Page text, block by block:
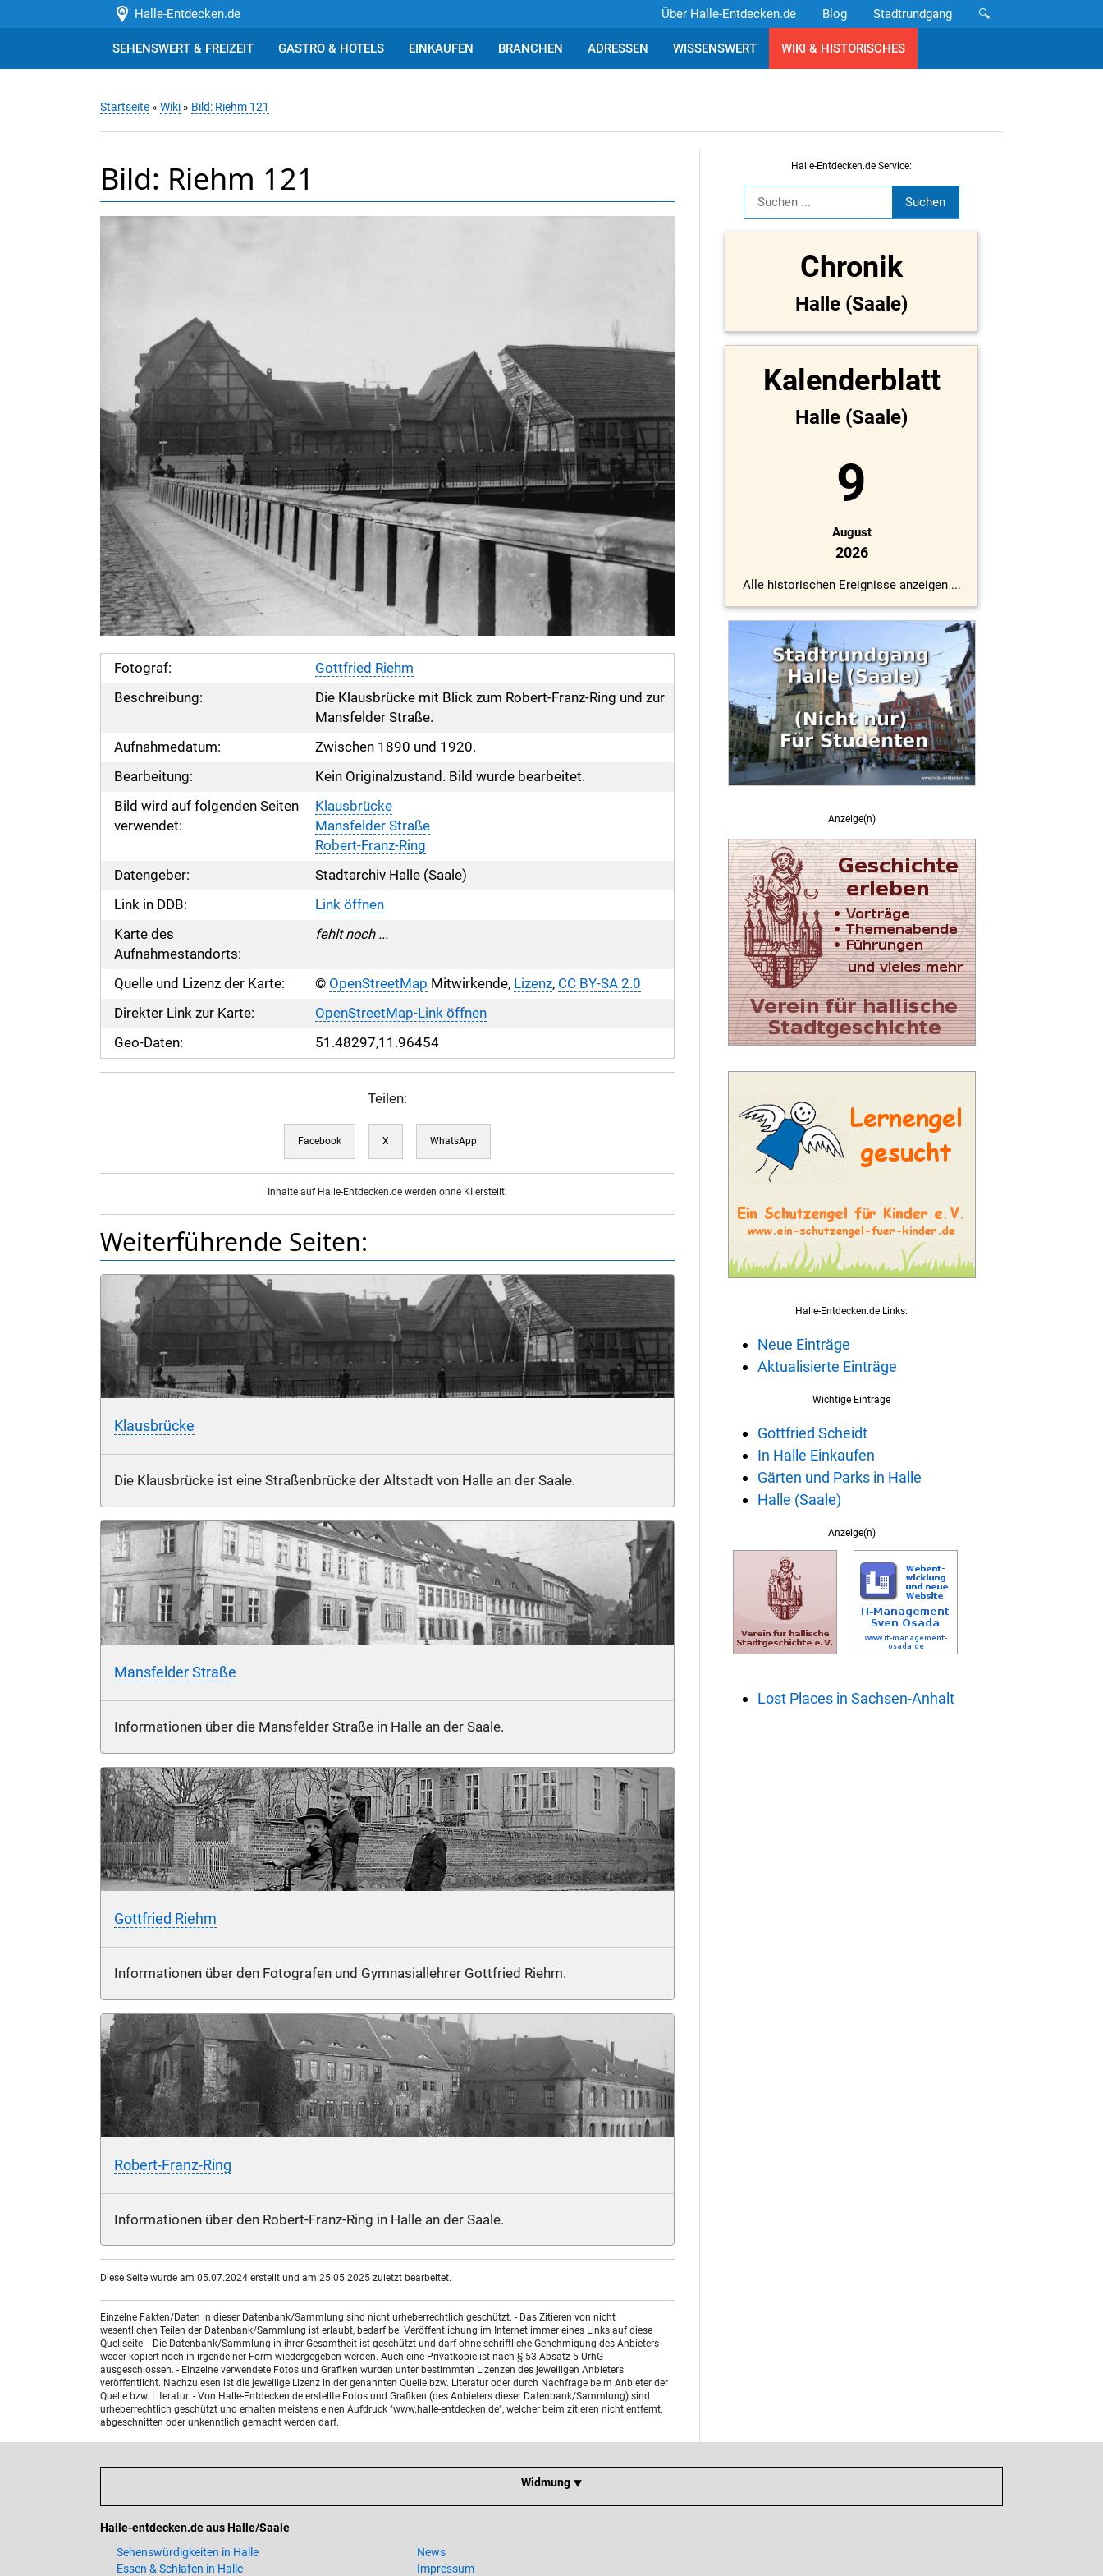
Halle-Entdecken.de 🔍
Stadtrundgang
Blog
Über Halle-Entdecken.de
SEHENSWERT & FREIZEIT GASTRO & HOTELS EINKAUFEN BRANCHEN ADRESSEN WISSENSWERT WIKI & HISTORISCHES
Startseite » Wiki » Bild: Riehm 121
Bild: Riehm 121
Fotograf:
Gottfried Riehm
Beschreibung:
Die Klausbrücke mit Blick zum Robert-Franz-Ring und zur
Mansfelder Straße.
Aufnahmedatum:
Zwischen 1890 und 1920.
Bearbeitung:
Kein Originalzustand. Bild wurde bearbeitet.
Bild wird auf folgenden Seiten
verwendet:
Klausbrücke
Mansfelder Straße
Robert-Franz-Ring
Datengeber:
Stadtarchiv Halle (Saale)
Link in DDB:
Link öffnen
Karte des
Aufnahmestandorts:
fehlt noch ...
Quelle und Lizenz der Karte: © OpenStreetMap Mitwirkende, Lizenz, CC BY-SA 2.0
Direkter Link zur Karte:
OpenStreetMap-Link öffnen
Geo-Daten:
51.48297,11.96454
Teilen:
Facebook X WhatsApp
Inhalte auf Halle-Entdecken.de werden ohne KI erstellt.
Weiterführende Seiten:
Klausbrücke
Die Klausbrücke ist eine Straßenbrücke der Altstadt von Halle an der Saale.
Mansfelder Straße
Informationen über die Mansfelder Straße in Halle an der Saale.
Gottfried Riehm
Informationen über den Fotografen und Gymnasiallehrer Gottfried Riehm.
Robert-Franz-Ring
Informationen über den Robert-Franz-Ring in Halle an der Saale.
Diese Seite wurde am 05.07.2024 erstellt und am 25.05.2025 zuletzt bearbeitet.
Einzelne Fakten/Daten in dieser Datenbank/Sammlung sind nicht urheberrechtlich geschützt. - Das Zitieren von nicht
wesentlichen Teilen der Datenbank/Sammlung ist erlaubt, bedarf bei Veröffentlichung im Internet immer eines Links auf diese
Quellseite. - Die Datenbank/Sammlung in ihrer Gesamtheit ist geschützt und darf ohne schriftliche Genehmigung des Anbieters
weder kopiert noch in irgendeiner Form wiedergegeben werden. Auch eine Privatkopie ist nach § 53 Absatz 5 UrhG
ausgeschlossen. - Einzelne verwendete Fotos und Grafiken wurden unter bestimmten Lizenzen des jeweiligen Anbieters
veröffentlicht. Nachzulesen ist die jeweilige Lizenz in der genannten Quelle bzw. Literatur oder durch Nachfrage beim Anbieter der
Quelle bzw. Literatur. - Von Halle-Entdecken.de erstellte Fotos und Grafiken (des Anbieters dieser Datenbank/Sammlung) sind
urheberrechtlich geschützt und erhalten meistens einen Aufdruck "www.halle-entdecken.de", welcher beim zitieren nicht entfernt,
abgeschnitten oder unkenntlich gemacht werden darf.
Halle-Entdecken.de Service:
Chronik
Halle (Saale)
Kalenderblatt
Halle (Saale)
9
August
2026
Alle historischen Ereignisse anzeigen ...
Anzeige(n)
Halle-Entdecken.de Links:
Neue Einträge
Aktualisierte Einträge
Wichtige Einträge
Gottfried Scheidt
In Halle Einkaufen
Gärten und Parks in Halle
Halle (Saale)
Anzeige(n)
Lost Places in Sachsen-Anhalt
Widmung ⯆
Halle-entdecken.de aus Halle/Saale
Sehenswürdigkeiten in Halle
Essen & Schlafen in Halle
News
Impressum